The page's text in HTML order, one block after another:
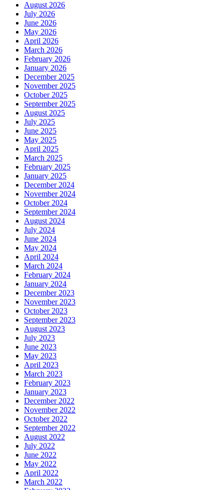
August 2026
July 2026
June 2026
May 2026
April 2026
March 2026
February 2026
January 2026
December 2025
November 2025
October 2025
September 2025
August 2025
July 2025
June 2025
May 2025
April 2025
March 2025
February 2025
January 2025
December 2024
November 2024
October 2024
September 2024
August 2024
July 2024
June 2024
May 2024
April 2024
March 2024
February 2024
January 2024
December 2023
November 2023
October 2023
September 2023
August 2023
July 2023
June 2023
May 2023
April 2023
March 2023
February 2023
January 2023
December 2022
November 2022
October 2022
September 2022
August 2022
July 2022
June 2022
May 2022
April 2022
March 2022